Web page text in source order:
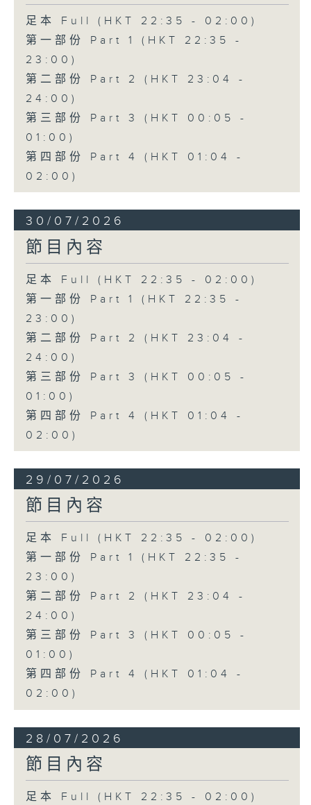
足本 Full (HKT 22:35 - 02:00)
第一部份 Part 1 (HKT 22:35 -
23:00)
第二部份 Part 2 (HKT 23:04 -
24:00)
第三部份 Part 3 (HKT 00:05 -
01:00)
第四部份 Part 4 (HKT 01:04 -
02:00)
30/07/2026
節目內容
足本 Full (HKT 22:35 - 02:00)
第一部份 Part 1 (HKT 22:35 -
23:00)
第二部份 Part 2 (HKT 23:04 -
24:00)
第三部份 Part 3 (HKT 00:05 -
01:00)
第四部份 Part 4 (HKT 01:04 -
02:00)
29/07/2026
節目內容
足本 Full (HKT 22:35 - 02:00)
第一部份 Part 1 (HKT 22:35 -
23:00)
第二部份 Part 2 (HKT 23:04 -
24:00)
第三部份 Part 3 (HKT 00:05 -
01:00)
第四部份 Part 4 (HKT 01:04 -
02:00)
28/07/2026
節目內容
足本 Full (HKT 22:35 - 02:00)